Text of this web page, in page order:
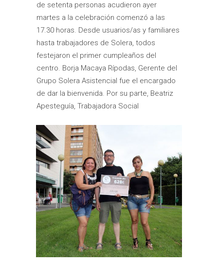
de setenta personas acudieron ayer
martes a la celebración comenzó a las
17.30 horas. Desde usuarios/as y familiares
hasta trabajadores de Solera, todos
festejaron el primer cumpleaños del
centro. Borja Macaya Rípodas, Gerente del
Grupo Solera Asistencial fue el encargado
de dar la bienvenida. Por su parte, Beatriz
Apesteguía, Trabajadora Social